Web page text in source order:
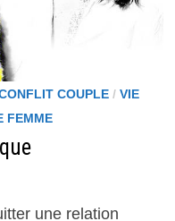
COUPLE/ VIE
FEMME
une relation